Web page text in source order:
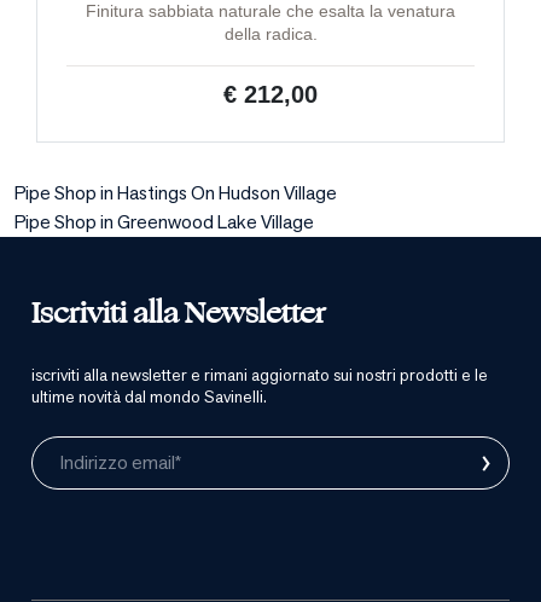
Finitura sabbiata naturale che esalta la venatura
della radica.
€ 212,00
Pipe Shop in Hastings On Hudson Village
Pipe Shop in Greenwood Lake Village
Iscriviti alla Newsletter
iscriviti alla newsletter e rimani aggiornato sui nostri prodotti e le
ultime novità dal mondo Savinelli.
Indirizzo email* ›